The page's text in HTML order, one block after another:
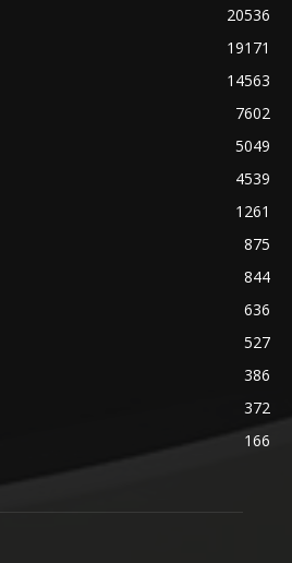
20536
19171
14563
7602
5049
4539
1261
875
844
636
527
386
372
166